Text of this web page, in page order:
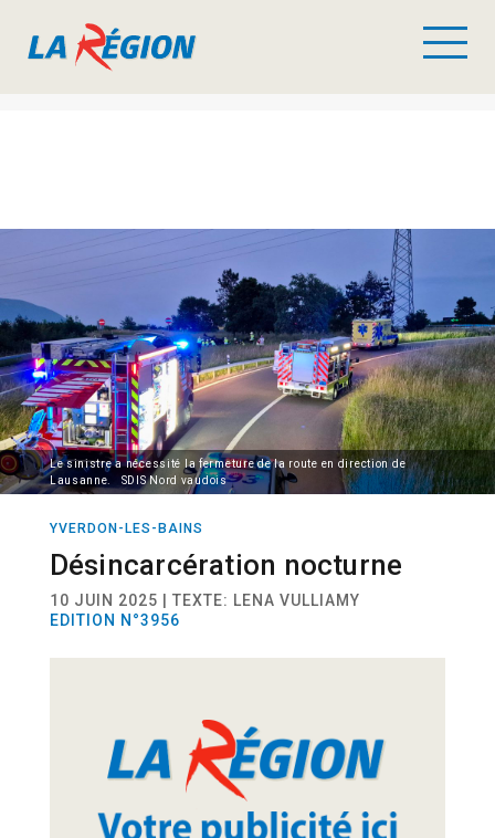
Le sinistre a nécessité la fermeture de la route en direction de
Lausanne. SDIS Nord vaudois
YVERDON-LES-BAINS
Désincarcération nocturne
10 JUIN 2025 | TEXTE: LENA VULLIAMY
EDITION N°3956